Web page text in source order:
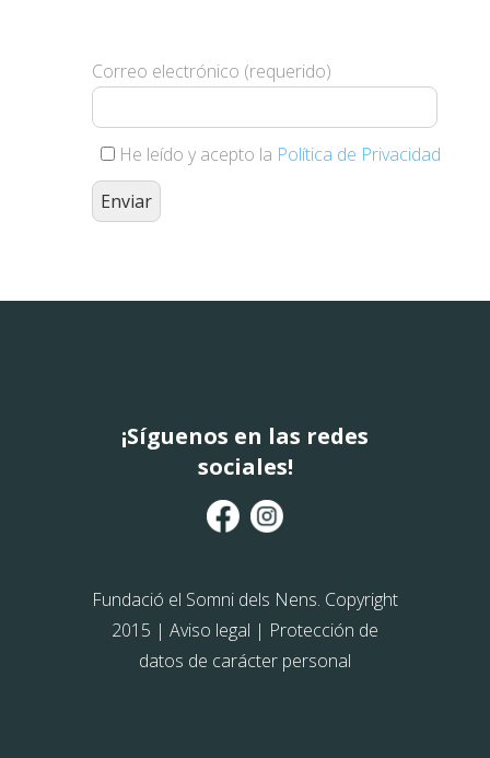
Correo electrónico (requerido)
He leído y acepto la Política de Privacidad
¡Síguenos en las redes
sociales!
Fundació el Somni dels Nens. Copyright
2015 | Aviso legal | Protección de
datos de carácter personal